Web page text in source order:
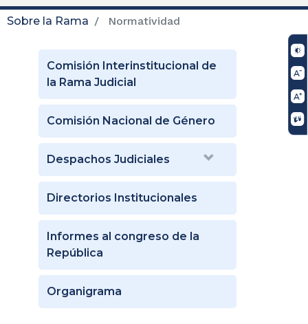
Sobre la Rama Normatividad
Comisión Interinstitucional de
la Rama Judicial
Comisión Nacional de Género
Despachos Judiciales
Directorios Institucionales
Informes al congreso de la
República
Organigrama